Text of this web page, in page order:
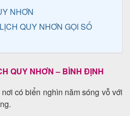
NHƠN
QUY NHƠN GỌI SỐ
QUY NHƠN – BÌNH ĐỊNH
có biển nghìn năm sóng vỗ với